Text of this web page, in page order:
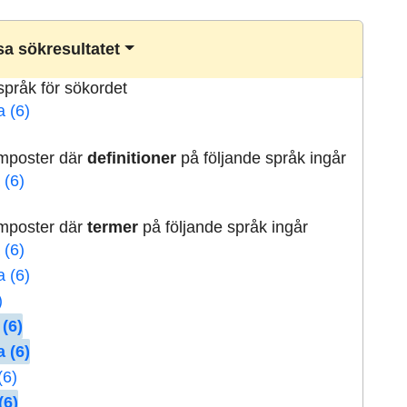
sökresultatet
för sökordet
(6)
därdefinitioner på följande språk ingår
(6)
därtermer på följande språk ingår
(6)
(6)
(6)